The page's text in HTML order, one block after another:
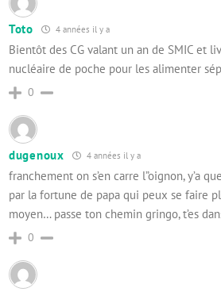
Toto 4 années il y a
Bientôt des CG valant un an de SMIC et
nucléaire de poche pour les alimenter
0
dugenoux 4 années il y a
franchement on s’en carre l”oignon, y’a
par la fortune de papa qui peux se faire
moyen… passe ton chemin gringo, t’es
0